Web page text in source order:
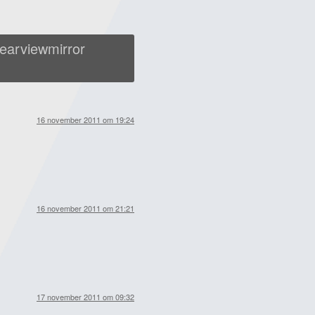
16 november 2011 om 19:24
16 november 2011 om 21:21
17 november 2011 om 09:32